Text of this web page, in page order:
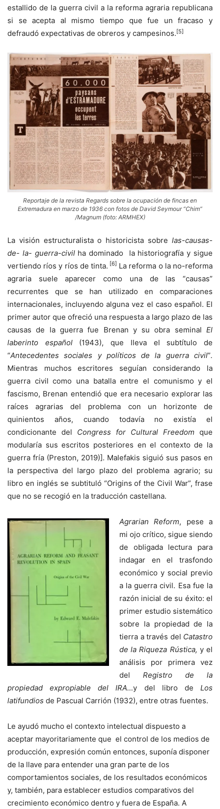
estallido de la guerra civil a la reforma agraria republicana
si se acepta al mismo tiempo que fue un fracaso y
defraudó expectativas de obreros y campesinos.[5]
Reportaje de la revista Regards sobre la ocupación de fincas en
Extremadura en marzo de 1936 con fotos de David Seymour “Chim”
/Magnum (foto: ARMHEX)
La visión estructuralista o historicista sobre las-causas-
de- la- guerra-civil ha dominado la historiografía y sigue
vertiendo ríos y ríos de tinta. [6] La reforma o la no-reforma
agraria suele aparecer como una de las “causas”
recurrentes que se han utilizado en comparaciones
internacionales, incluyendo alguna vez el caso español. El
primer autor que ofreció una respuesta a largo plazo de las
causas de la guerra fue Brenan y su obra seminal El
laberinto español(1943), que lleva el subtítulo de
“Antecedentes sociales y políticos de la guerra civil”.
Mientras muchos escritores seguían considerando la
guerra civil como una batalla entre el comunismo y el
fascismo, Brenan entendió que era necesario explorar las
raíces agrarias del problema con un horizonte de
quinientos años, cuando todavía no existía el
condicionante del Congress for Cultural Freedom que
modularía sus escritos posteriores en el contexto de la
guerra fría (Preston, 2019)]. Malefakis siguió sus pasos en
la perspectiva del largo plazo del problema agrario; su
libro en inglés se subtituló “Origins of the Civil War”, frase
que no se recogió en la traducción castellana.
Agrarian Reform, pese a
mi ojo crítico, sigue siendo
de obligada lectura para
indagar en el trasfondo
económico y social previo
a la guerra civil. Esa fue la
razón inicial de su éxito: el
primer estudio sistemático
sobre la propiedad de la
tierra a través del Catastro
de la Riqueza Rústica, y el
análisis por primera vez
del Registro de la
propiedad expropiable del IRA…y del libro deLos
latifundios de Pascual Carrión (1932), entre otras fuentes.
Le ayudó mucho el contexto intelectual dispuesto a
aceptar mayoritariamente que el control de los medios de
producción, expresión común entonces, suponía disponer
de la llave para entender una gran parte de los
comportamientos sociales, de los resultados económicos
y, también, para establecer estudios comparativos del
crecimiento económico dentro y fuera de España. A